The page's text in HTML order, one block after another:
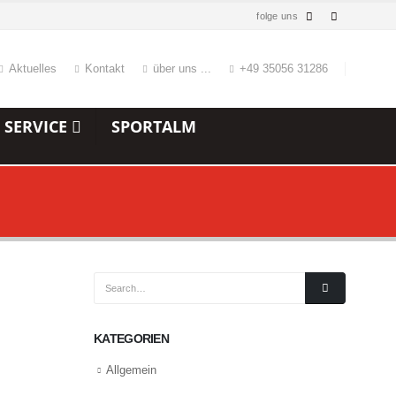
folge uns
Aktuelles Kontakt über uns ... +49 35056 31286
SPORTALM
KATEGORIEN
Allgemein